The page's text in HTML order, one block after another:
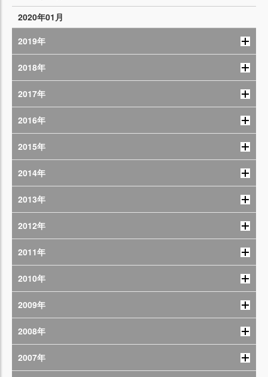
2020年01月
2019年
2018年
2017年
2016年
2015年
2014年
2013年
2012年
2011年
2010年
2009年
2008年
2007年